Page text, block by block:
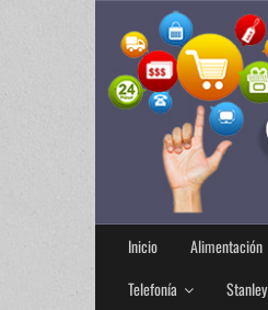
Inicio Alimentación
Telefonía
Stanley